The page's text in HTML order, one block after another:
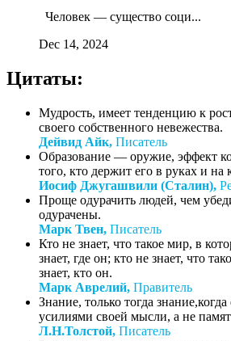
Человек — существо соци...
Dec 14, 2024
Цитаты:
Мудрость, имеет тенденцию к
своего собственного невежества.
Дейвид Айк, Писатель
Образование — оружие, эффект
того, кто держит его в руках и на
Иосиф Джугашвили (Сталин),
Проще одурачить людей, чем
одурачены.
Марк Твен, Писатель
Кто не знает, что такое мир, в
знает, где он; кто не знает, что
знает, кто он.
Марк Аврелий, Правитель
Знание, только тогда
усилиями своей мысли, а не
Л.Н.Толстой, Писатель